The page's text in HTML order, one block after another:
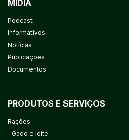
MÍDIA
Podcast
Informativos
Notícias
Publicações
Documentos
PRODUTOS E SERVIÇOS
Rações
Gado e leite